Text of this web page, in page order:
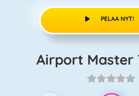
PELAA NYT!
Airport